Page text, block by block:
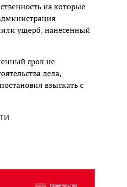
на которые
ущерб, нанесенный
срок не
дела,
взыскать с